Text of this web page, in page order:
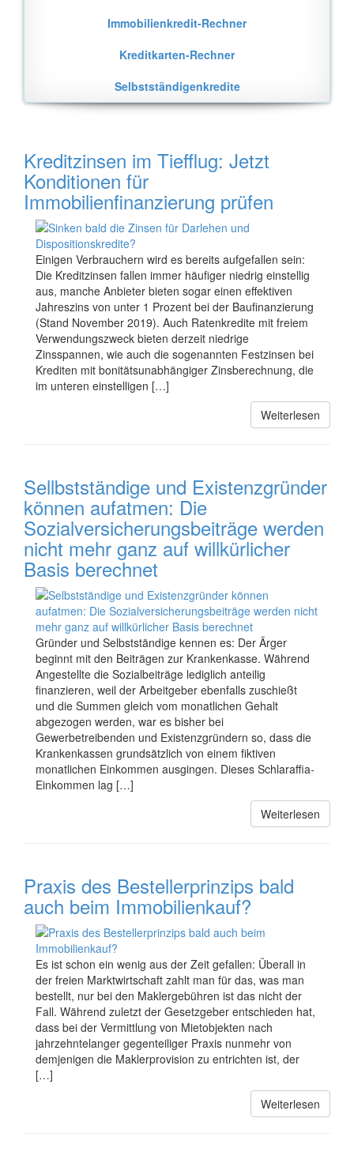
Immobilienkredit-Rechner
Kreditkarten-Rechner
Selbstständigenkredite
Kreditzinsen im Tiefflug: Jetzt
Konditionen für
Immobilienfinanzierung prüfen
Einigen Verbrauchern wird es bereits aufgefallen sein:
Die Kreditzinsen fallen immer häufiger niedrig einstellig
aus, manche Anbieter bieten sogar einen effektiven
Jahreszins von unter 1 Prozent bei der Baufinanzierung
(Stand November 2019). Auch Ratenkredite mit freiem
Verwendungszweck bieten derzeit niedrige
Zinsspannen, wie auch die sogenannten Festzinsen bei
Krediten mit bonitätsunabhängiger Zinsberechnung, die
im unteren einstelligen […]
Weiterlesen
Sellbstständige und Existenzgründer
können aufatmen: Die
Sozialversicherungsbeiträge werden
nicht mehr ganz auf willkürlicher
Basis berechnet
Gründer und Selbstständige kennen es: Der Ärger
beginnt mit den Beiträgen zur Krankenkasse. Während
Angestellte die Sozialbeiträge lediglich anteilig
finanzieren, weil der Arbeitgeber ebenfalls zuschießt
und die Summen gleich vom monatlichen Gehalt
abgezogen werden, war es bisher bei
Gewerbetreibenden und Existenzgründern so, dass die
Krankenkassen grundsätzlich von einem fiktiven
monatlichen Einkommen ausgingen. Dieses Schlaraffia-
Einkommen lag […]
Weiterlesen
Praxis des Bestellerprinzips bald
auch beim Immobilienkauf?
Es ist schon ein wenig aus der Zeit gefallen: Überall in
der freien Marktwirtschaft zahlt man für das, was man
bestellt, nur bei den Maklergebühren ist das nicht der
Fall. Während zuletzt der Gesetzgeber entschieden hat,
dass bei der Vermittlung von Mietobjekten nach
jahrzehntelanger gegenteiliger Praxis nunmehr von
demjenigen die Maklerprovision zu entrichten ist, der
[…]
Weiterlesen